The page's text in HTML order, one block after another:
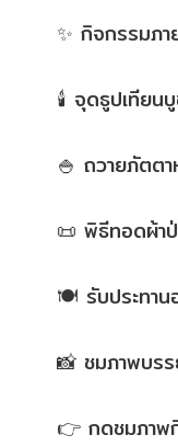
✨ กิจกรรมภา
🕯️ จุดธูปเทียน
🍚 ถวายภัตต
📜 พิธีทอดผ้า
🍽️ รับประทาน
📸 ชมภาพบรร
👉 กดชมภาพ